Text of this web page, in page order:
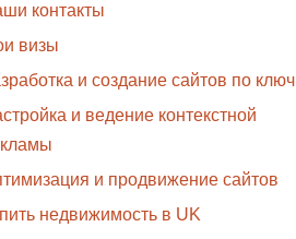
контакты
визы
и создание сайтов по ключ
и ведение контекстной
и продвижение сайтов
недвижимость в UK